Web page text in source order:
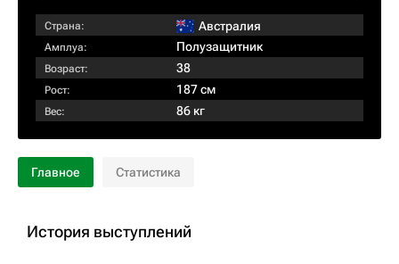
Страна: Австралия
Амплуа: Полузащитник
Возраст: 38
Рост: 187 см
Вес: 86 кг
Главное Статистика
История выступлений